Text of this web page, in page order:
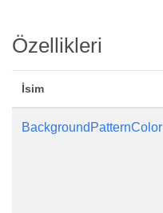
Özellikleri
İsim
BackgroundPatternColor